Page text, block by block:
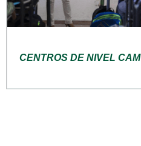
CENTROS DE NIVEL CAM